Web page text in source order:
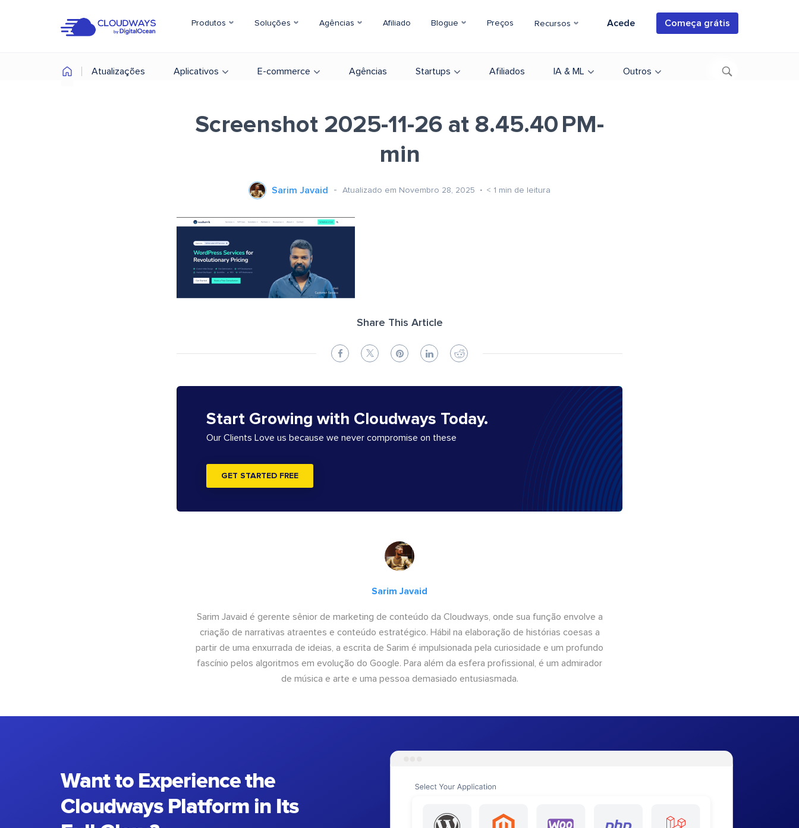
Produtos Soluções Agências Afiliado Blogue Preços Recursos Acede Começa grátis
Atualizações Aplicativos E-commerce Agências Startups Afiliados IA & ML Outros
Screenshot 2025-11-26 at 8.45.40 PM-
min
Sarim Javaid Atualizado em Novembro 28, 2025 < 1 min de leitura
Share This Article
Start Growing with Cloudways Today.
Our Clients Love us because we never compromise on these
GET STARTED FREE
Sarim Javaid
Sarim Javaid é gerente sênior de marketing de conteúdo da Cloudways, onde sua função envolve a
criação de narrativas atraentes e conteúdo estratégico. Hábil na elaboração de histórias coesas a
partir de uma enxurrada de ideias, a escrita de Sarim é impulsionada pela curiosidade e um profundo
fascínio pelos algoritmos em evolução do Google. Para além da esfera profissional, é um admirador
de música e arte e uma pessoa demasiado entusiasmada.
Want to Experience the
Cloudways Platform in Its